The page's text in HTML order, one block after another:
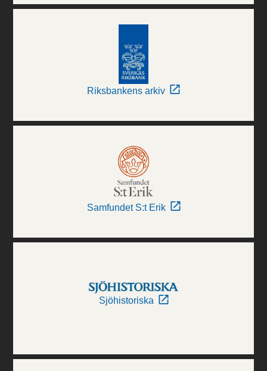
Riksbankens arkiv
Samfundet S:t Erik
Sjöhistoriska